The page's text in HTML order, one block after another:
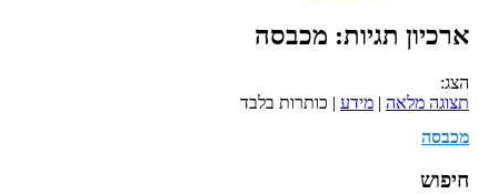
ארכיון תגיות: מכבסה
הצג:
תצוגה מלאה | מידע | כותרות בלבד
מכבסה
חיפוש